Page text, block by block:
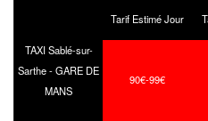
Tarif Estimé Jour
TAXI Sablé-sur-
Sarthe - GARE DE
MANS
90€-99€